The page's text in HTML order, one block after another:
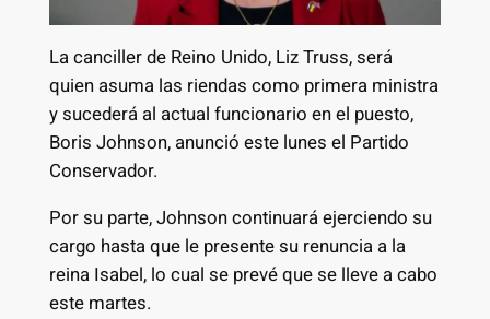
La canciller de Reino Unido, Liz Truss, será
quien asuma las riendas como primera ministra
y sucederá al actual funcionario en el puesto,
Boris Johnson, anunció este lunes el Partido
Conservador.
Por su parte, Johnson continuará ejerciendo su
cargo hasta que le presente su renuncia a la
reina Isabel, lo cual se prevé que se lleve a cabo
este martes.